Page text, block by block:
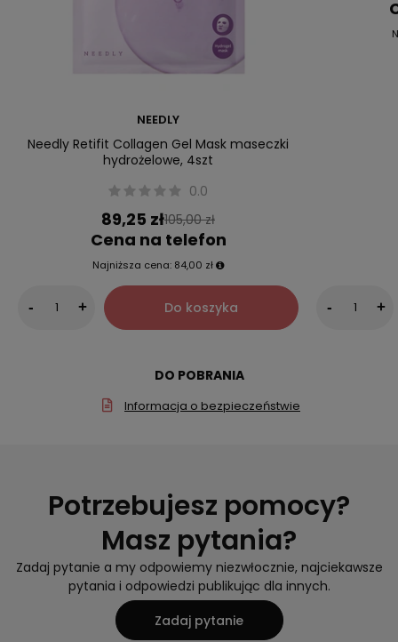
NEEDLY
Needly Retifit Collagen Gel Mask maseczki
hydrożelowe, 4szt
0.0
89,25 zł105,00 zł
Cena na telefon
Najniższa cena: 84,00 zł
- + Do koszyka - +
DO POBRANIA
Informacja o bezpieczeństwie
Potrzebujesz pomocy?
Masz pytania?
Zadaj pytanie a my odpowiemy niezwłocznie, najciekawsze
pytania i odpowiedzi publikując dla innych.
Zadaj pytanie